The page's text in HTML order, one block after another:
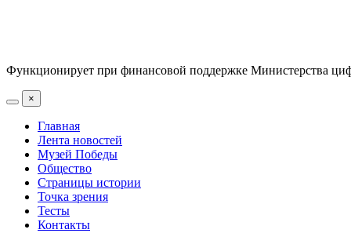
Функционирует при финансовой поддержке Министерства
×
Главная
Лента новостей
Музей Победы
Общество
Страницы истории
Точка зрения
Тесты
Контакты